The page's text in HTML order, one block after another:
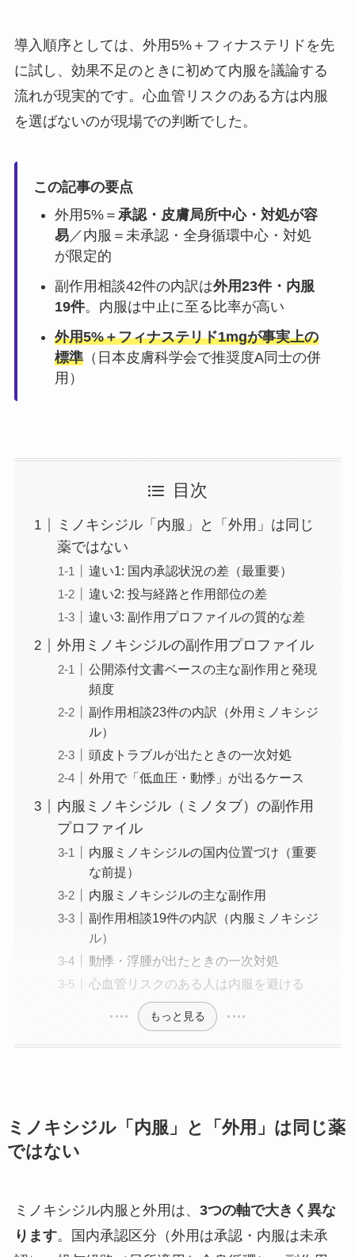
導入順序としては、外用5%＋フィナステリドを先
に試し、効果不足のときに初めて内服を議論する
流れが現実的です。心血管リスクのある方は内服
を選ばないのが現場での判断でした。
この記事の要点
外用5%＝ 承認・皮膚局所中心・対処が容
易／内服＝未承認・全身循環中心・対処
が限定的
副作用相談42件の内訳は外用23件・内服
19件。内服は中止に至る比率が高い
外用5%＋フィナステリド1mgが事実上の
標準（日本皮膚科学会で推奨度A同士の併
用）
目次
ミノキシジル「内服」と「外用」は同じ
薬ではない
違い1: 国内承認状況の差（最重要）
違い2: 投与経路と作用部位の差
違い3: 副作用プロファイルの質的な差
外用ミノキシジルの副作用プロファイル
公開添付文書ベースの主な副作用と発現
頻度
副作用相談23件の内訳（外用ミノキシジ
ル）
頭皮トラブルが出たときの一次対処
外用で「低血圧・動悸」が出るケース
内服ミノキシジル（ミノタブ）の副作用
プロファイル
内服ミノキシジルの国内位置づけ（重要
な前提）
内服ミノキシジルの主な副作用
副作用相談19件の内訳（内服ミノキシジ
ル）
動悸・浮腫が出たときの一次対処
心血管リスクのある人は内服を避ける
もっと見る
ミノキシジル「内服」と「外用」は同じ薬
ではない
ミノキシジル内服と外用は、 3つの軸で大きく異な
ります。国内承認区分（外用は承認・内服は未承